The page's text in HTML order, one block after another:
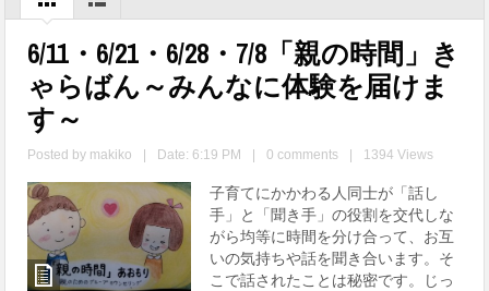
6/11・6/21・6/28・7/8「親の時間」き
ゃらばん～みんなに体験を届けま
す～
Posted by makiko Date: 6:19 PM 0 comments 1394 Views
子育てにかかわる人同士が「話し
手」と「聞き手」の役割を交代しな
がら均等に時間を分け合って、お互
いの気持ちや話を聞き合います。そ
こで話されたことは秘密です。じっ